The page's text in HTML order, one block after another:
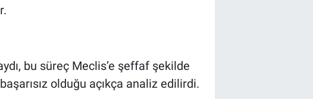
bu süreç Meclis’e şeffaf şekilde
olduğu açıkça analiz edilirdi.